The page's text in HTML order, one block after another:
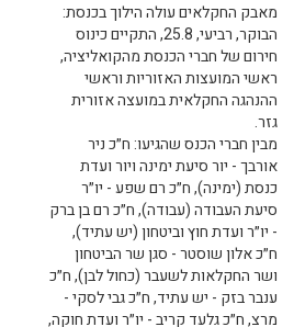
מאבק החקלאים עולה הילוך בכנסת:
הבוקר, רביעי, 25.8, התקיים כינוס
חירום של חברי הכנסת מהקואליציה,
ראשי המועצות האזוריות וראשי
ההנהגה החקלאית במועצה אזורית
גזר.
מבין חברי הכנס שהגיעו: ח״כ ניר
אורבך - יור סיעת ימינה ויור ועדת
כנסת (ימינה), ח״כ רם שפע - יו״ר
סיעת העבודה (עבודה), ח״כ רם בן ברק
- יו״ר ועדת חוץ וביטחון (יש עתיד),
ח״כ אלון שוסטר - סגן שר הביטחון
ושר החקלאות לשעבר (כחול לבן), ח״כ
ענבר בזק - יש עתיד, ח״כ גבי לסקי -
מרצ, ח״כ גלעד קריב - יו״ר ועדת חוקה,